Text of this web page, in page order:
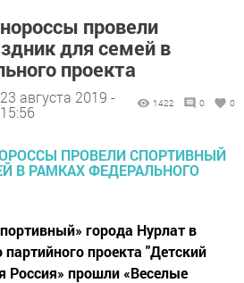
провели
для семей в
проекта
23 августа 2019 -
15:56
1422 0 0
города Нурлат в
проекта "Детский
Россия» прошли «Веселые